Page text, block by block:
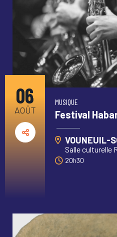
06
AOÛT
MUSIQUE
Festival
VOUNEUIL-
Salle culturelle
20h30